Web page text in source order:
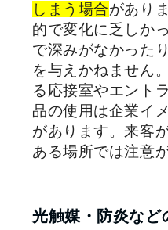
しまう場合があり
的で変化に乏しか
で深みがなかった
を与えかねません
る応接室やエント
品の使用は企業イ
があります。来客
ある場所では注意
光触媒・防炎など